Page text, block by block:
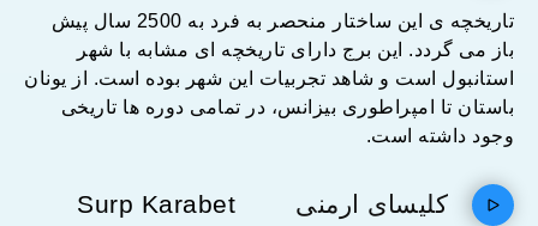
تاریخچه ی این ساختار منحصر به فرد به 2500 سال پیش
باز می گردد. این برج دارای تاریخچه ای مشابه با شهر
استانبول است و شاهد تجربیات این شهر بوده است. از یونان
باستان تا امپراطوری بیزانس، در تمامی دوره ها تاریخی
وجود داشته است.
کلیسای ارمنی Surp Karabet